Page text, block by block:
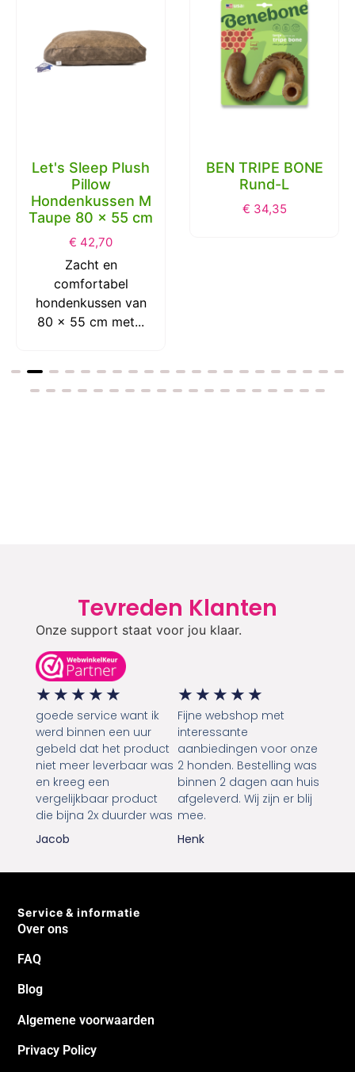
Let's Sleep Plush
Pillow
Hondenkussen M
Taupe 80 x 55 cm
€ 42,70
Zacht en
comfortabel
hondenkussen van
80 x 55 cm met...
BEN TRIPE BONE
Rund-L
€ 34,35
Tevreden Klanten
Onze support staat voor jou klaar.
★ ★ ★ ★ ★
goede service want ik
werd binnen een uur
gebeld dat het product
niet meer leverbaar was
en kreeg een
vergelijkbaar product
die bijna 2x duurder was
Jacob
★ ★ ★ ★ ★
Fijne webshop met
interessante
aanbiedingen voor onze
2 honden. Bestelling was
binnen 2 dagen aan huis
afgeleverd. Wij zijn er blij
mee.
Henk
Service & informatie
Over ons
FAQ
Blog
Algemene voorwaarden
Privacy Policy